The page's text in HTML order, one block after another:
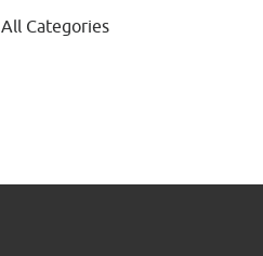
All Categories